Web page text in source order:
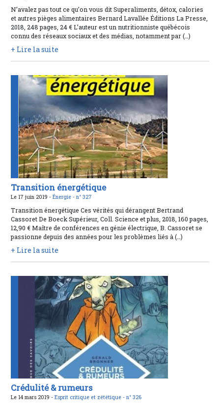
N’avalez pas tout ce qu’on vous dit Superaliments, détox, calories
et autres pièges alimentaires Bernard Lavallée Éditions La Presse,
2018, 248 pages, 24 € L’auteur est un nutritionniste québécois
connu des réseaux sociaux et des médias, notamment par (…)
+ Lire la suite
Transition énergétique
Le 17 juin 2019 -Énergie -n° 327
Transition énergétique Ces vérités qui dérangent Bertrand
Cassoret De Boeck Supérieur, Coll. Science et plus, 2018, 160 pages,
12,90 € Maître de conférences en génie électrique, B. Cassoret se
passionne depuis des années pour les problèmes liés à (…)
+ Lire la suite
Crédulité & rumeurs
Le 14 mars 2019 -Esprit critique et zététique -n° 326